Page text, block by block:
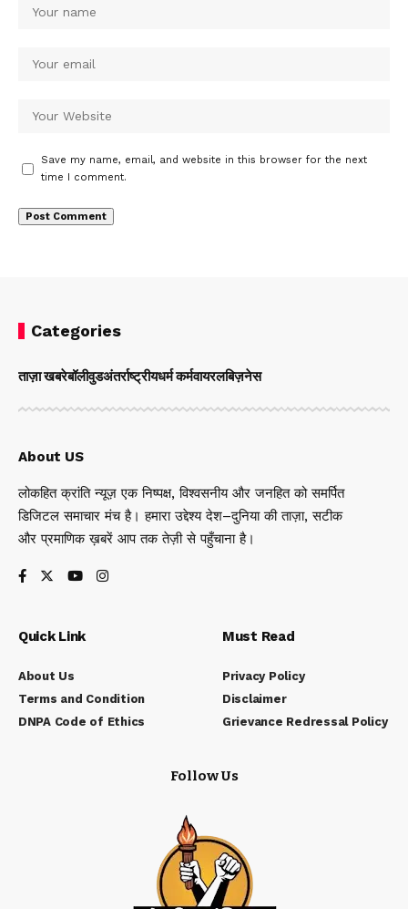
Save my name, email, and website in this browser for the next
time I comment.
Categories
ताज़ा खबरेबॉलीवुडअंतर्राष्ट्रीयधर्म कर्मवायरलबिज़नेस
About US
लोकहित क्रांति न्यूज़ एक निष्पक्ष, विश्वसनीय और जनहित को समर्पित
डिजिटल समाचार मंच है। हमारा उद्देश्य देश–दुनिया की ताज़ा, सटीक
और प्रमाणिक ख़बरें आप तक तेज़ी से पहुँचाना है।
Quick Link
About Us
Terms and Condition
DNPA Code of Ethics
Must Read
Privacy Policy
Disclaimer
Grievance Redressal Policy
Follow Us